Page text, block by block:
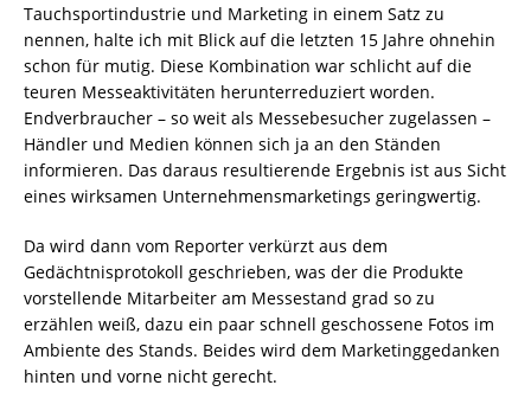
Tauchsportindustrie und Marketing in einem Satz zu
nennen, halte ich mit Blick auf die letzten 15 Jahre ohnehin
schon für mutig. Diese Kombination war schlicht auf die
teuren Messeaktivitäten herunterreduziert worden.
Endverbraucher – so weit als Messebesucher zugelassen –
Händler und Medien können sich ja an den Ständen
informieren. Das daraus resultierende Ergebnis ist aus Sicht
eines wirksamen Unternehmensmarketings geringwertig.
Da wird dann vom Reporter verkürzt aus dem
Gedächtnisprotokoll geschrieben, was der die Produkte
vorstellende Mitarbeiter am Messestand grad so zu
erzählen weiß, dazu ein paar schnell geschossene Fotos im
Ambiente des Stands. Beides wird dem Marketinggedanken
hinten und vorne nicht gerecht.